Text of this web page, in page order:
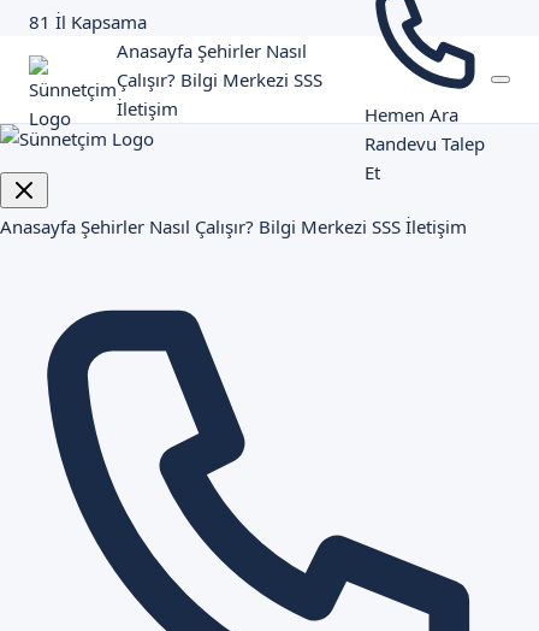
81 İl Kapsama
Anasayfa Şehirler Nasıl
Çalışır? Bilgi Merkezi SSS
İletişim
Hemen Ara
Randevu Talep
Et
Anasayfa Şehirler Nasıl Çalışır? Bilgi Merkezi SSS İletişim